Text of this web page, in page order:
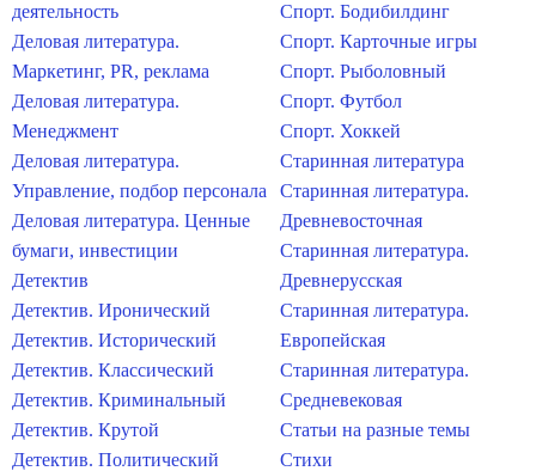
деятельность
Деловая литература.
Маркетинг, PR, реклама
Деловая литература.
Менеджмент
Деловая литература.
Управление, подбор персонала
Деловая литература. Ценные
бумаги, инвестиции
Детектив
Детектив. Иронический
Детектив. Исторический
Детектив. Классический
Детектив. Криминальный
Детектив. Крутой
Детектив. Политический
Спорт. Бодибилдинг
Спорт. Карточные игры
Спорт. Рыболовный
Спорт. Футбол
Спорт. Хоккей
Старинная литература
Старинная литература.
Древневосточная
Старинная литература.
Древнерусская
Старинная литература.
Европейская
Старинная литература.
Средневековая
Статьи на разные темы
Стихи